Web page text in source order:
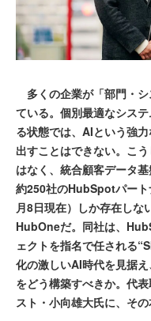
多くの企業が「部門・
ている。個別最適なシス
る状態では、AIという強
出すことはできない。こ
はなく、統合顧客データ
約250社のHubSpotパー
月8日現在）しか存在しな
HubOneだ。同社は、
ェクトを指名で任される
化の激しいAI時代を見据
をどう構築すべきか。代
スト・小向雄大氏に、その